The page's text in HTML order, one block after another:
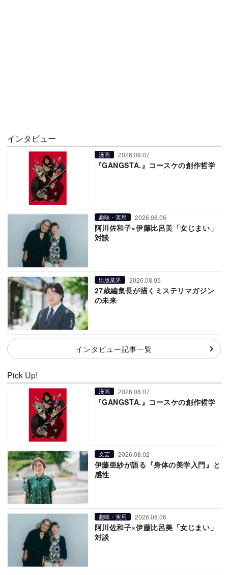
インタビュー
漫画 2026.08.07
『GANGSTA.』コースケの創作哲学
趣味・実用 2026.08.06
阿川佐和子×伊藤比呂美「女じまい」
対談
出版業界 2026.08.05
27歳編集長が描くミステリマガジン
の未来
インタビュー記事一覧
Pick Up!
漫画 2026.08.07
『GANGSTA.』コースケの創作哲学
文芸 2026.08.02
伊藤亜紗が語る『身体の美学入門』と
感性
趣味・実用 2026.08.06
阿川佐和子×伊藤比呂美「女じまい」
対談